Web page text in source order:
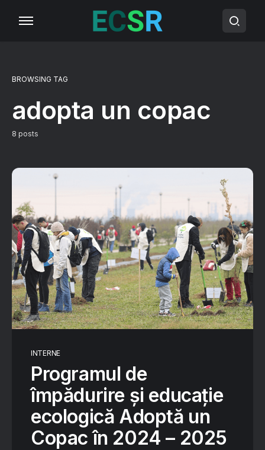
BROWSING TAG
adopta un copac
8 posts
INTERNE
Programul de
împădurire și educație
ecologică Adoptă un
Copac în 2024 – 2025